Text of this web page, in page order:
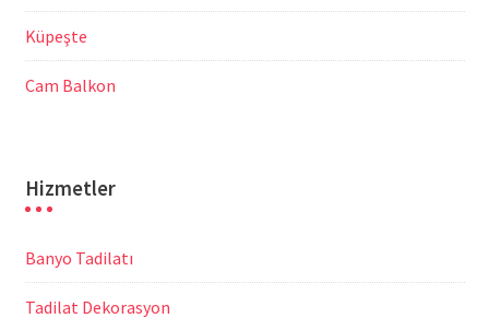
Küpeşte
Cam Balkon
Hizmetler
Banyo Tadilatı
Tadilat Dekorasyon